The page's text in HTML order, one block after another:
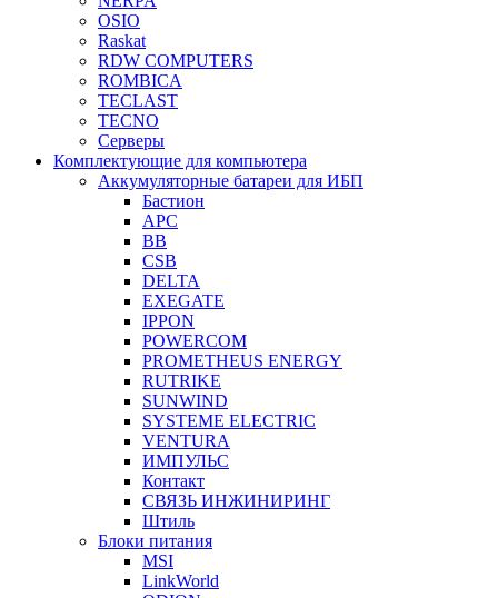
OSIO
Raskat
RDW COMPUTERS
ROMBICA
TECLAST
TECNO
Серверы
Комплектующие для компьютера
Аккумуляторные батареи для ИБП
Бастион
APC
BB
CSB
DELTA
EXEGATE
IPPON
POWERCOM
PROMETHEUS ENERGY
RUTRIKE
SUNWIND
SYSTEME ELECTRIC
VENTURA
ИМПУЛЬС
Контакт
СВЯЗЬ ИНЖИНИРИНГ
Штиль
Блоки питания
MSI
LinkWorld